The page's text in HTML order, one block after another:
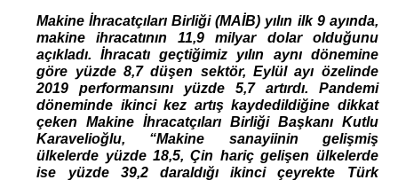
Makine İhracatçıları Birliği (MAİB) yılın ilk 9 ayında,
makine ihracatının 11,9 milyar dolar olduğunu
açıkladı. İhracatı geçtiğimiz yılın aynı dönemine
göre yüzde 8,7 düşen sektör, Eylül ayı özelinde
2019 performansını yüzde 5,7 artırdı. Pandemi
döneminde ikinci kez artış kaydedildiğine dikkat
çeken Makine İhracatçıları Birliği Başkanı Kutlu
Karavelioğlu, “Makine sanayiinin gelişmiş
ülkelerde yüzde 18,5, Çin hariç gelişen ülkelerde
ise yüzde 39,2 daraldığı ikinci çeyrekte Türk